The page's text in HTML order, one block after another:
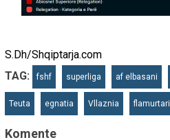
S.Dh/Shqiptarja.com
TAG:
fshf superliga af elbasani
Teuta egnatia Vllaznia flamurtari
Komente